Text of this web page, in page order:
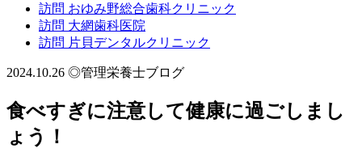
訪問 おゆみ野総合歯科クリニック
訪問 大網歯科医院
訪問 片貝デンタルクリニック
2024.10.26 ◎管理栄養士ブログ
食べすぎに注意して健康に過ごしまし
ょう！